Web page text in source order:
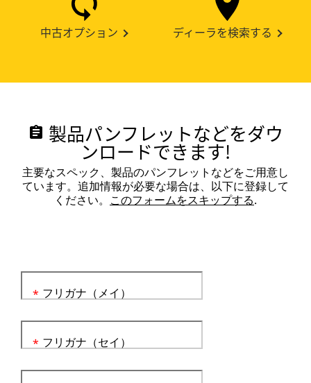
中古オプション ディーラを検索する
assignment 製品パンフレットなどをダウ
ンロードできます!
主要なスペック、製品のパンフレットなどをご用意し
ています。追加情報が必要な場合は、以下に登録して
ください。 このフォームをスキップする.
フリガナ（メイ）
*
フリガナ（セイ）
*